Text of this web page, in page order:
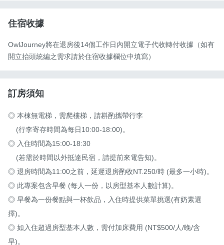
住宿收據
OwlJourney將在退房後14個工作日內開立電子代收轉付收據（如有
開立抬頭統編之需求請於住宿收據欄位中填寫）
訂房須知
​◎ 本棟無電梯，需爬樓梯，請斟酌攜帶行李
​◎ 入住時間為15:00-18:30
​◎ 退房時間為11:00之前，延遲退房酌收NT.250/時 (最多一小時)。
​◎ 此專案包含早餐 (每人一份，以房型基本人數計算)。
◎ 早餐為一份餐點與一杯飲品，入住時提供菜單挑選(有奶素選
擇)。
​◎ 如入住超過房型基本人數，需付加床費用 (NT$500/人/晚/含
早)。